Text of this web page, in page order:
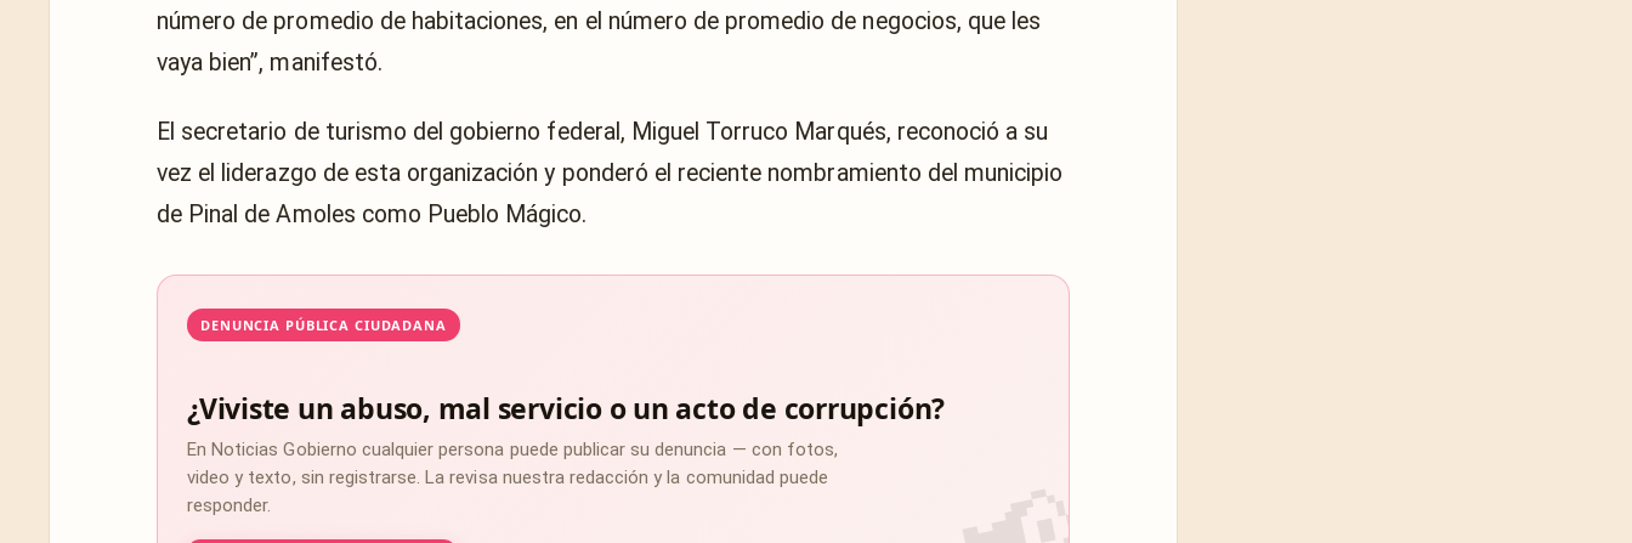
número de promedio de habitaciones, en el número de promedio de negocios, que les
vaya bien”, manifestó.
El secretario de turismo del gobierno federal, Miguel Torruco Marqués, reconoció a su
vez el liderazgo de esta organización y ponderó el reciente nombramiento del municipio
de Pinal de Amoles como Pueblo Mágico.
DENUNCIA PÚBLICA CIUDADANA
¿Viviste un abuso, mal servicio o un acto de corrupción?
En Noticias Gobierno cualquier persona puede publicar su denuncia — con fotos,
video y texto, sin registrarse. La revisa nuestra redacción y la comunidad puede
responder.